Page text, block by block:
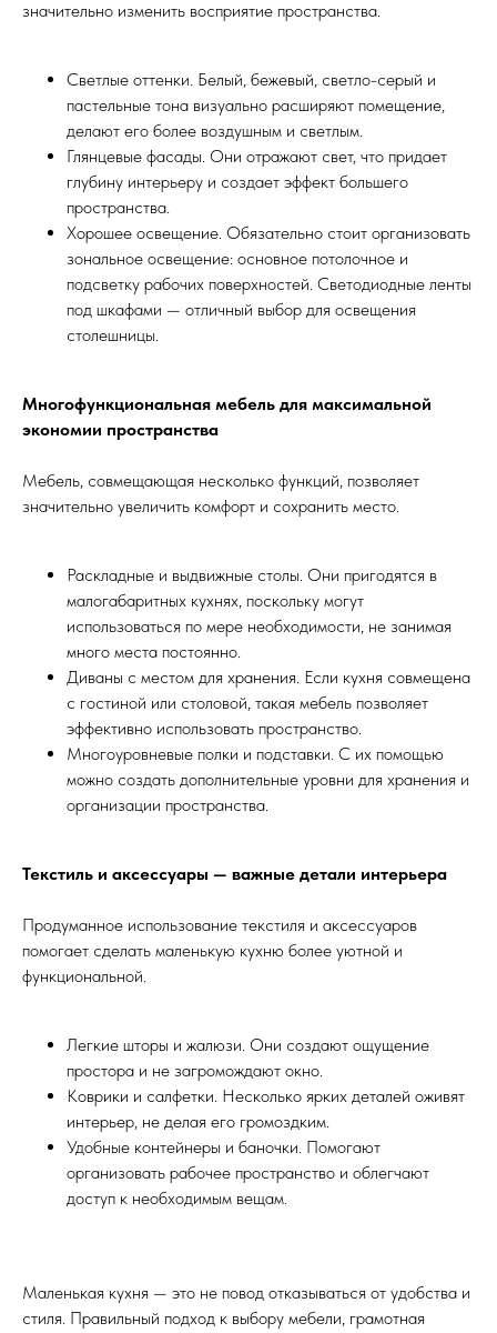
значительно изменить восприятие пространства.
Светлые оттенки. Белый, бежевый, светло-серый и
пастельные тона визуально расширяют помещение,
делают его более воздушным и светлым.
Глянцевые фасады. Они отражают свет, что придает
глубину интерьеру и создает эффект большего
пространства.
Хорошее освещение. Обязательно стоит организовать
зональное освещение: основное потолочное и
подсветку рабочих поверхностей. Светодиодные ленты
под шкафами — отличный выбор для освещения
столешницы.
Многофункциональная мебель для максимальной
экономии пространства
Мебель, совмещающая несколько функций, позволяет
значительно увеличить комфорт и сохранить место.
Раскладные и выдвижные столы. Они пригодятся в
малогабаритных кухнях, поскольку могут
использоваться по мере необходимости, не занимая
много места постоянно.
Диваны с местом для хранения. Если кухня совмещена
с гостиной или столовой, такая мебель позволяет
эффективно использовать пространство.
Многоуровневые полки и подставки. С их помощью
можно создать дополнительные уровни для хранения и
организации пространства.
Текстиль и аксессуары — важные детали интерьера
Продуманное использование текстиля и аксессуаров
помогает сделать маленькую кухню более уютной и
функциональной.
Легкие шторы и жалюзи. Они создают ощущение
простора и не загромождают окно.
Коврики и салфетки. Несколько ярких деталей оживят
интерьер, не делая его громоздким.
Удобные контейнеры и баночки. Помогают
организовать рабочее пространство и облегчают
доступ к необходимым вещам.
Маленькая кухня — это не повод отказываться от удобства и
стиля. Правильный подход к выбору мебели, грамотная